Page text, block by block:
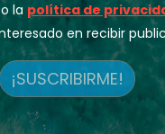
la política de
en recibir
¡SUSCRIBIRME!